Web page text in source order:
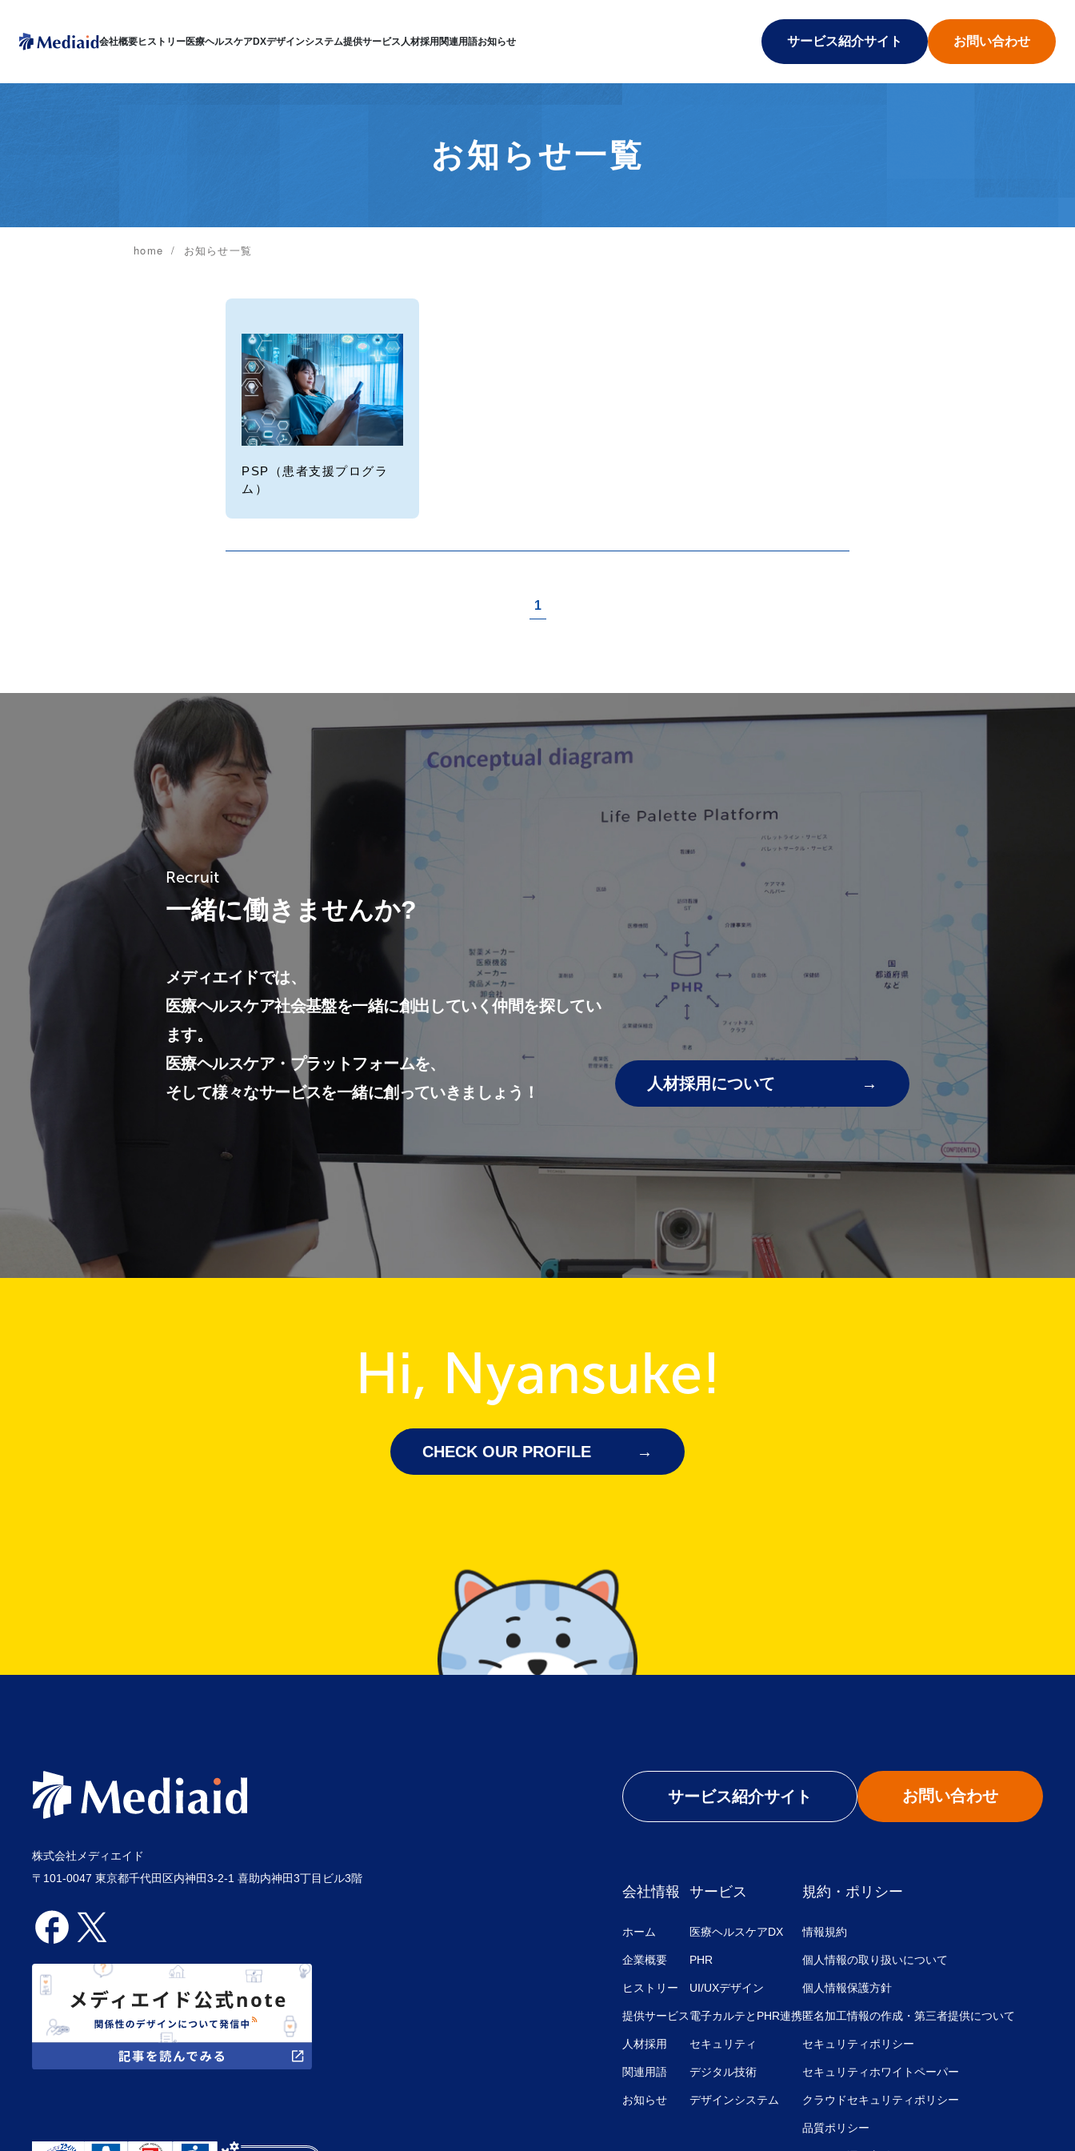
会社概要ヒストリー医療ヘルスケアDXデザインシステム提供サービス 人材採用関連用語お知らせ サービス紹介サイト お問い合わせ
お知らせ一覧
home お知らせ一覧
PSP（患者支援プログラ
ム）
1
Recruit
一緒に働きませんか?
メディエイドでは、
医療ヘルスケア社会基盤を一緒に創出していく仲間を探してい
ます。
医療ヘルスケア・プラットフォームを、
そして様々なサービスを一緒に創っていきましょう！
人材採用について
Hi, Nyansuke!
CHECK OUR PROFILE
株式会社メディエイド
〒101-0047 東京都千代田区内神田3-2-1 喜助内神田3丁目ビル3階
サービス紹介サイト お問い合わせ
会社情報
ホーム
企業概要
ヒストリー
提供サービス
人材採用
関連用語
お知らせ
サービス
医療ヘルスケアDX
PHR
UI/UXデザイン
電子カルテとPHR連携
セキュリティ
デジタル技術
デザインシステム
規約・ポリシー
情報規約
個人情報の取り扱いについて
個人情報保護方針
匿名加工情報の作成・第三者提供について
セキュリティポリシー
セキュリティホワイトペーパー
クラウドセキュリティポリシー
品質ポリシー